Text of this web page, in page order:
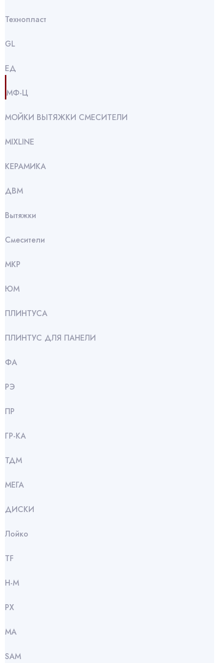
Технопласт
GL
ЕД
МФ-Ц
МОЙКИ ВЫТЯЖКИ СМЕСИТЕЛИ
МIXLINE
КЕРАМИКА
ДВМ
Вытяжки
Смесители
МКР
ЮМ
ПЛИНТУСА
ПЛИНТУС ДЛЯ ПАНЕЛИ
ФА
РЭ
ПР
ГР-КА
ТДМ
МЕГА
ДИСКИ
Лойко
TF
Н-М
РХ
МА
SАМ